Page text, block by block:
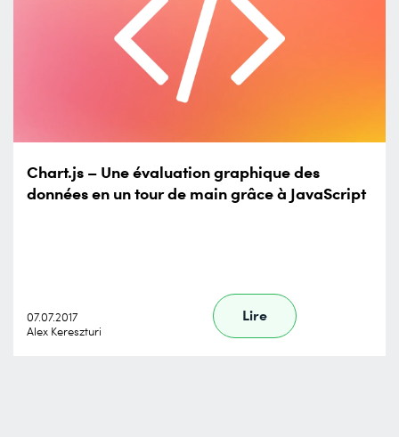
Chart.js – Une évaluation graphique des
données en un tour de main grâce à JavaScript
07.07.2017
Alex Kereszturi
Lire